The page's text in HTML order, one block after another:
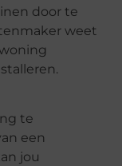
door te
weet
te
een
jou